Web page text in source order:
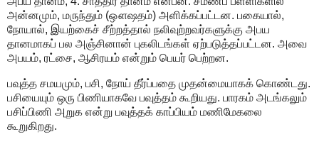
அன்னமும், மருந்தும் (ஔஷதம்) அளிக்கப்பட்டன. பகையால்,
நோயால், இயற்கைச் சீற்றத்தால் நலிவுற்றவர்களுக்கு அபய
தானமாகப் பல அஞ்சினான் புகலிடங்கள் ஏற்படுத்தப்பட்டன. அவை
அபயம், ரட்சை, ஆசிரயம் என்றும் பெயர் பெற்றன.
பவுத்த சமயமும், பசி, நோய் தீர்ப்பதை முதன்மையாகக் கொண்டது.
பசியையும் ஒரு பிணியாகவே பவுத்தம் கூறியது. பாரகம் அடங்கலும்
பசிப்பிணி அறுக என்று பவுத்தக் காப்பியம் மணிமேகலை
கூறுகிறது.